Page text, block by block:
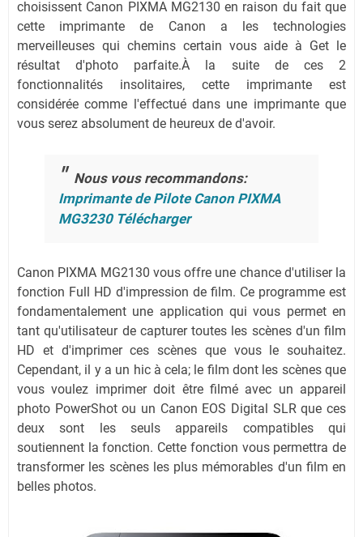
choisissent Canon PIXMA MG2130 en raison du fait que
cette imprimante de Canon a les technologies
merveilleuses qui chemins certain vous aide à Get le
résultat d'photo parfaite.À la suite de ces 2
fonctionnalités insolitaires, cette imprimante est
considérée comme l'effectué dans une imprimante que
vous serez absolument de heureux de d'avoir.
Nous vous recommandons:
Imprimante de Pilote Canon PIXMA
MG3230 Télécharger
Canon PIXMA MG2130 vous offre une chance d'utiliser la
fonction Full HD d'impression de film. Ce programme est
fondamentalement une application qui vous permet en
tant qu'utilisateur de capturer toutes les scènes d'un film
HD et d'imprimer ces scènes que vous le souhaitez.
Cependant, il y a un hic à cela; le film dont les scènes que
vous voulez imprimer doit être filmé avec un appareil
photo PowerShot ou un Canon EOS Digital SLR que ces
deux sont les seuls appareils compatibles qui
soutiennent la fonction. Cette fonction vous permettra de
transformer les scènes les plus mémorables d'un film en
belles photos.